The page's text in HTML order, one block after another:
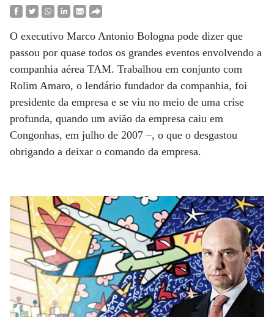
O executivo Marco Antonio Bologna pode dizer que
passou por quase todos os grandes eventos envolvendo a
companhia aérea TAM. Trabalhou em conjunto com
Rolim Amaro, o lendário fundador da companhia, foi
presidente da empresa e se viu no meio de uma crise
profunda, quando um avião da empresa caiu em
Congonhas, em julho de 2007 –, o que o desgastou
obrigando a deixar o comando da empresa.